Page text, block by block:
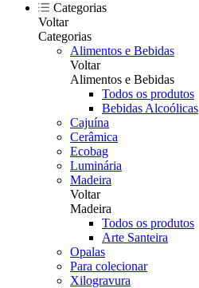
Categorias
Voltar
Categorias
Alimentos e Bebidas
Voltar
Alimentos e Bebidas
Todos os produtos
Bebidas Alcoólicas
Cajuína
Cerâmica
Ecobag
Luminária
Madeira
Voltar
Madeira
Todos os produtos
Arte Santeira
Opalas
Para colecionar
Xilogravura